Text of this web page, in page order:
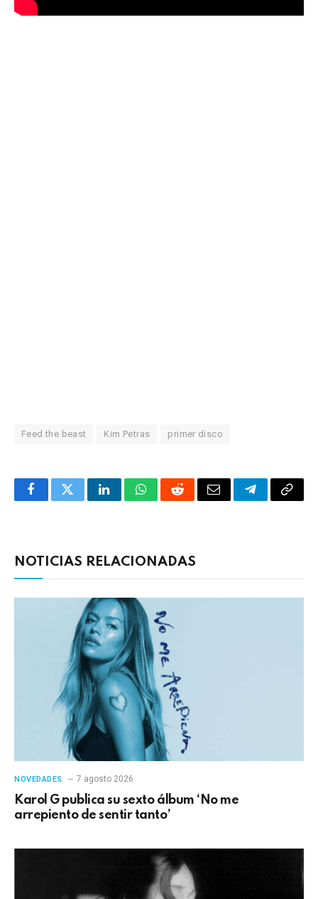
Feed the beast Kim Petras primer disco
FacebookTwitterLinkedInWhatsAppRedditCorreoTelegrama
NOTICIAS RELACIONADAS
NOVEDADES 7 agosto 2026
Karol G publica su sexto álbum ‘No me
arrepiento de sentir tanto’